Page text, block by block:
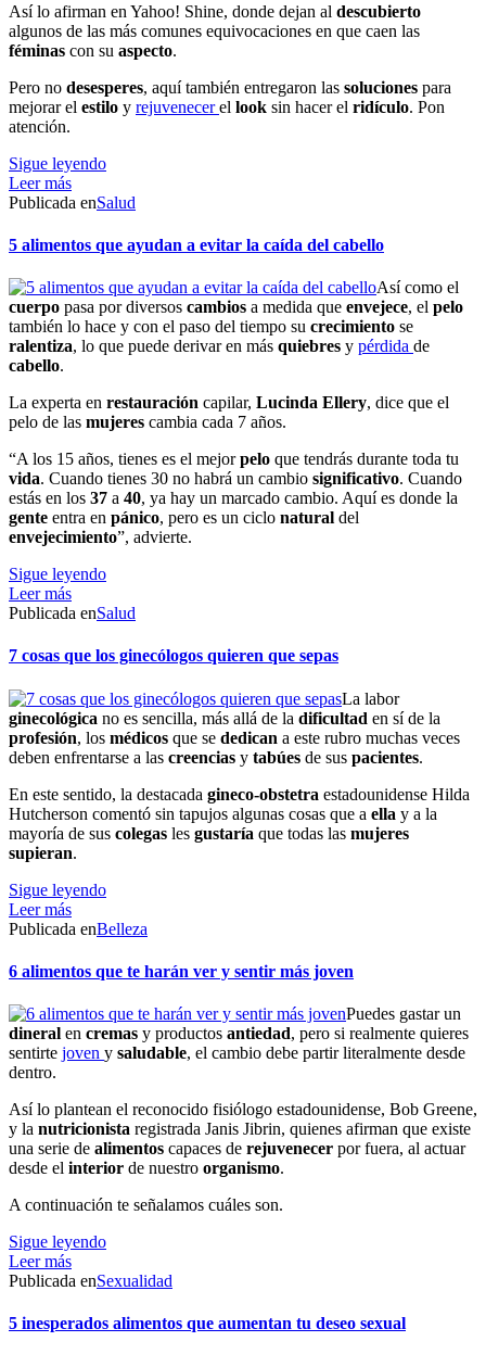
Así lo afirman en Yahoo! Shine, donde dejan al descubierto
algunos de las más comunes equivocaciones en que caen las
féminas con su aspecto.
Pero no desesperes, aquí también entregaron las soluciones para
mejorar el estilo y rejuvenecerel look sin hacer el ridículo. Pon
atención.
Sigue leyendo
Leer más
Publicada enSalud
5 alimentos que ayudan a evitar la caída del cabello
Así como el
cuerpo pasa por diversos cambios a medida que envejece, el pelo
también lo hace y con el paso del tiempo su crecimiento se
ralentiza, lo que puede derivar en más quiebres y pérdida de
cabello.
La experta en restauración capilar, Lucinda Ellery, dice que el
pelo de las mujeres cambia cada 7 años.
“A los 15 años, tienes es el mejorpelo que tendrás durante toda tu
vida. Cuando tienes 30 no habrá un cambio significativo. Cuando
estás en los 37 a 40, ya hay un marcado cambio. Aquí es donde la
gente entra en pánico, pero es un ciclo natural del
envejecimiento”, advierte.
Sigue leyendo
Leer más
Publicada enSalud
7 cosas que los ginecólogos quieren que sepas
La labor
ginecológica no es sencilla, más allá de la dificultad en sí de la
profesión, los médicos que se dedican a este rubro muchas veces
deben enfrentarse a las creencias y tabúes de sus pacientes.
En este sentido, la destacada gineco-obstetra estadounidense Hilda
Hutcherson comentó sin tapujos algunas cosas que a ella y a la
mayoría de sus colegas les gustaría que todas las mujeres
supieran.
Sigue leyendo
Leer más
Publicada enBelleza
6 alimentos que te harán ver y sentir más joven
Puedes gastar un
dineral en cremas y productos antiedad, pero si realmente quieres
sentirte joven y saludable, el cambio debe partir literalmente desde
dentro.
Así lo plantean el reconocido fisiólogo estadounidense, Bob Greene,
y la nutricionista registrada Janis Jibrin, quienes afirman que existe
una serie de alimentos capaces de rejuvenecer por fuera, al actuar
desde el interior de nuestro organismo.
A continuación te señalamos cuáles son.
Sigue leyendo
Leer más
Publicada enSexualidad
5 inesperados alimentos que aumentan tu deseo sexual